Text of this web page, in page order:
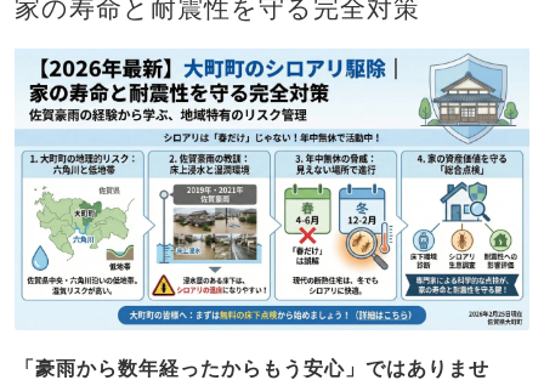
家の寿命と耐震性を守る完全対策
「豪雨から数年経ったからもう安心」ではありませ